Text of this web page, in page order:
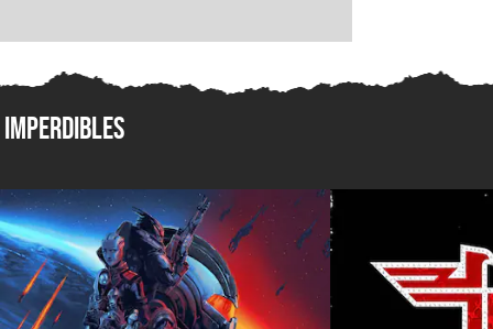
Imperdibles